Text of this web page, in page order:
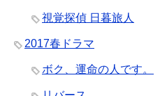
視覚探偵 日暮旅人
2017春ドラマ
ボク、運命の人です。